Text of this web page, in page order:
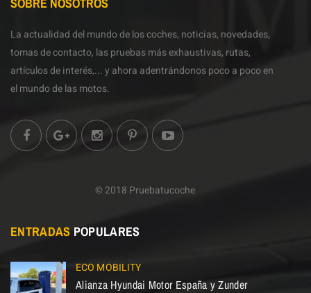
La actualidad del mundo de los coches, noticias, novedades,
tomas de contacto, las pruebas más exhaustivas, rutas,
artículos de interés,... y ahora adentrándonos poco a poco en
el mundo de las motos.
© 2018 Pruebatucoche
ENTRADAS POPULARES
ECO MOBILITY
Alianza Hyundai Motor España y Zunder